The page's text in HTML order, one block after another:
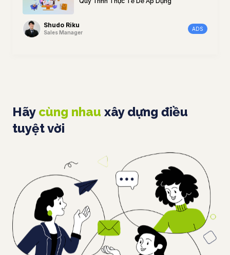
Shudo Riku
Sales Manager
ADS
Hãy cùng nhau xây dựng điều
tuyệt vời